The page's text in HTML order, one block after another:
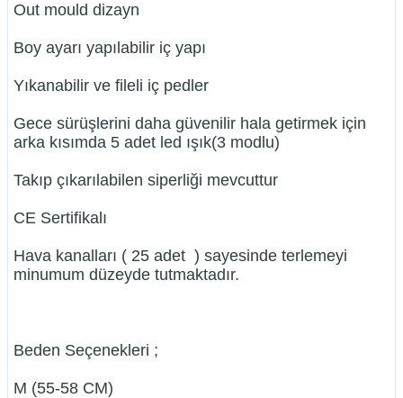
Out mould dizayn
Boy ayarı yapılabilir iç yapı
Yıkanabilir ve fileli iç pedler
Gece sürüşlerini daha güvenilir hala getirmek için
arka kısımda 5 adet led ışık(3 modlu)
Takıp çıkarılabilen siperliği mevcuttur
CE Sertifikalı
Hava kanalları ( 25 adet ) sayesinde terlemeyi
minumum düzeyde tutmaktadır.
Beden Seçenekleri ;
M (55-58 CM)